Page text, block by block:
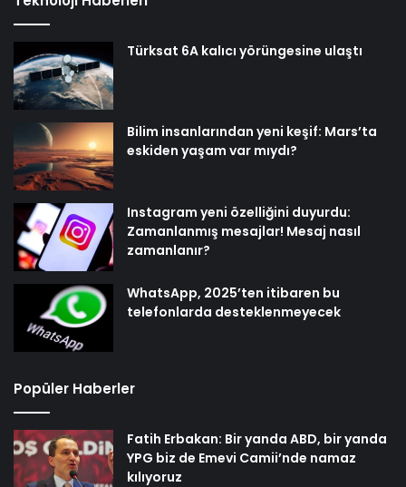
Türksat 6A kalıcı yörüngesine ulaştı
Bilim insanlarından yeni keşif: Mars’ta
eskiden yaşam var mıydı?
Instagram yeni özelliğini duyurdu:
Zamanlanmış mesajlar! Mesaj nasıl
zamanlanır?
WhatsApp, 2025’ten itibaren bu
telefonlarda desteklenmeyecek
Popüler Haberler
Fatih Erbakan: Bir yanda ABD, bir yanda
YPG biz de Emevi Camii’nde namaz
kılıyoruz